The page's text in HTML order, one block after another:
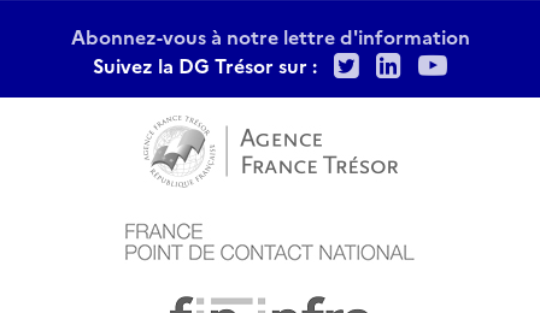
Abonnez-vous à notre lettre d'information
Suivez la DG Trésor sur :
TwitterLinkedIn